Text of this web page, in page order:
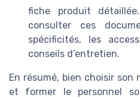
fiche produit
consulter ces
spécificités, les
conseils d’entretien.
En résumé, bien choisir son
et former le personnel